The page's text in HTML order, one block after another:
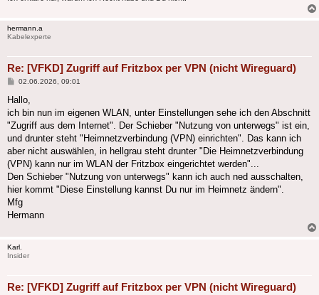
hermann.a
Kabelexperte
Re: [VFKD] Zugriff auf Fritzbox per VPN (nicht Wireguard)
Beitrag
02.06.2026, 09:01
Hallo,
ich bin nun im eigenen WLAN, unter Einstellungen sehe ich den Abschnitt
"Zugriff aus dem Internet". Der Schieber "Nutzung von unterwegs" ist ein,
und drunter steht "Heimnetzverbindung (VPN) einrichten". Das kann ich
aber nicht auswählen, in hellgrau steht drunter "Die Heimnetzverbindung
(VPN) kann nur im WLAN der Fritzbox eingerichtet werden"...
Den Schieber "Nutzung von unterwegs" kann ich auch ned ausschalten,
hier kommt "Diese Einstellung kannst Du nur im Heimnetz ändern".
Mfg
Hermann
Karl.
Insider
Re: [VFKD] Zugriff auf Fritzbox per VPN (nicht Wireguard)